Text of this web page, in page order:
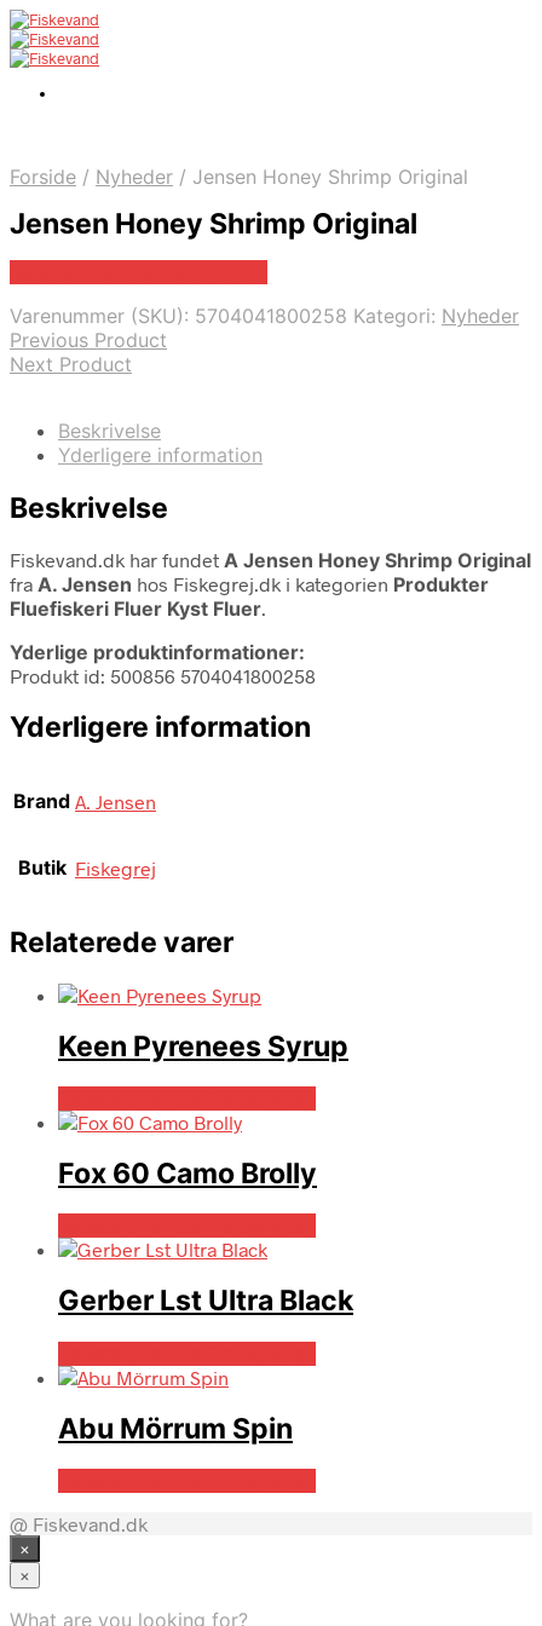
Forside / Nyheder / Jensen Honey Shrimp Original
Jensen Honey Shrimp Original
Varenummer (SKU): 5704041800258 Kategori: Nyheder
Previous Product
Next Product
Beskrivelse
Yderligere information
Beskrivelse
Fiskevand.dk har fundet A Jensen Honey Shrimp Original
fra A. Jensen hos Fiskegrej.dk i kategorien Produkter
Fluefiskeri Fluer Kyst Fluer.
Yderlige produktinformationer:
Produkt id: 500856 5704041800258
Yderligere information
Brand A. Jensen
Butik Fiskegrej
Relaterede varer
Keen Pyrenees Syrup
Fox 60 Camo Brolly
Gerber Lst Ultra Black
Abu Mörrum Spin
@ Fiskevand.dk
×
×
What are you looking for?